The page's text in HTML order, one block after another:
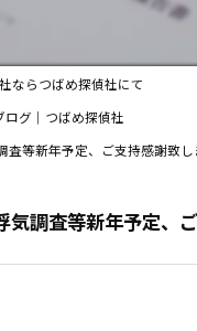
ならつばめ探偵社にて
グ｜つばめ探偵社
査等新年予定、ご支持感謝致し
気調査等新年予定、